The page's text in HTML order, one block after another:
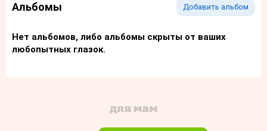
Альбомы Добавить альбом
Нет альбомов, либо альбомы скрыты от ваших
любопытных глазок.